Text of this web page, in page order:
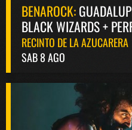
BENAROCK:
BLACK WIZARDS +
RECINTO DE LA AZUCARERA
SAB 8 AGO